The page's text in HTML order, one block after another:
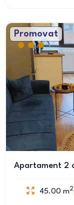
Promovat
Apartament 2
45.00 m2